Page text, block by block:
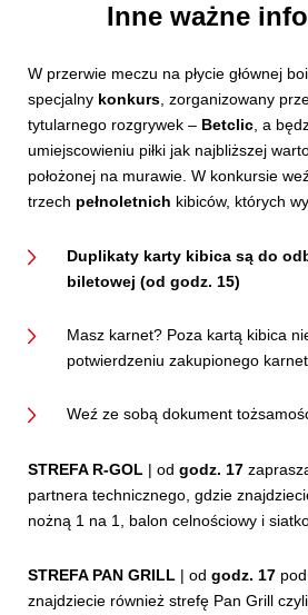
Inne ważne
W przerwie meczu na płycie głównej
specjalny konkurs , zorganizowany
tytularnego rozgrywek – Betclic , a
umiejscowieniu piłki jak najbliższej
położonej na murawie. W konkursie
trzech pełnoletnich kibiców, których
Duplikaty karty kibica są do
biletowej (od godz. 15)
Masz karnet? Poza kartą kibica
potwierdzeniu zakupionego
Weź ze sobą dokument
STREFA R-GOL | od godz. 17
partnera technicznego, gdzie
nożną 1 na 1, balon celnościowy i
STREFA PAN GRILL | od godz. 17
znajdziecie również strefę Pan Grill